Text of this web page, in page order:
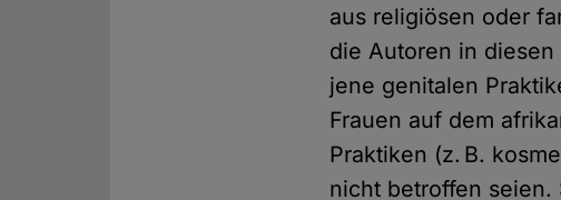
aus religiösen oder
die Autoren in
jene genitalen
Frauen auf dem
Praktiken (z. B.
nicht betroffen seien.